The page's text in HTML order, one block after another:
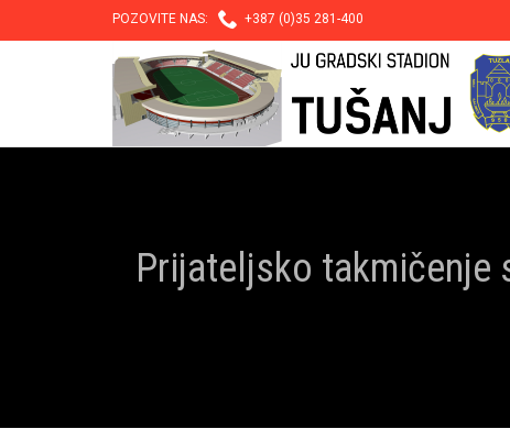
POZOVITE NAS:  +387 (0)35 281-400
Prijateljsko takmičenje